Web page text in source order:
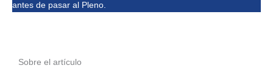
antes de pasar al Pleno.
Sobre el artículo